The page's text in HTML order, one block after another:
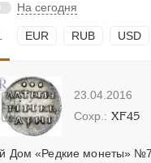
На сегодня
EUR RUB USD
23.04.2016
Дом «Редкие монеты» №7
XF45